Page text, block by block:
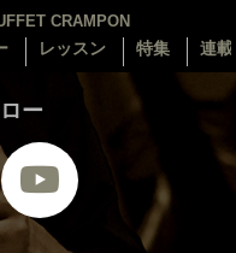
CRAMPON
レッスン 特集 連
ー